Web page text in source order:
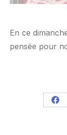
En ce
pensée pour